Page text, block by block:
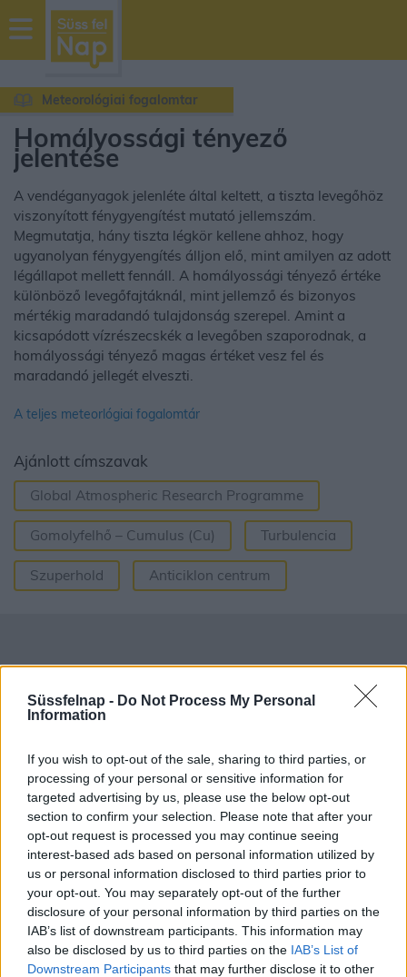
Süssfelnap - Do Not Process My Personal
Information
If you wish to opt-out of the sale, sharing to third parties, or
processing of your personal or sensitive information for
targeted advertising by us, please use the below opt-out
section to confirm your selection. Please note that after your
opt-out request is processed you may continue seeing
interest-based ads based on personal information utilized by
us or personal information disclosed to third parties prior to
your opt-out. You may separately opt-out of the further
disclosure of your personal information by third parties on the
IAB’s list of downstream participants. This information may
also be disclosed by us to third parties on the IAB’s List of
Downstream Participants that may further disclose it to other
sussfelnap.hu
időjárás
Meteorológiai fogalomtar
Homályossági tényező
jelentése
A vendéganyagok jelenléte által keltett, a tiszta levegőhöz
viszonyított fénygyengítést mutató jellemszám.
Megmutatja, hány tiszta légkör kellene ahhoz, hogy
ugyanolyan fénygyengítés álljon elő, mint amilyen az adott
légállapot mellett fennáll. A homályossági tényező értéke
különböző levegőfajtáknál, mint jellemző és bizonyos
mértékig maradandó tulajdonság szerepel. Amint a
kicsapódott vízrészecskék a levegőben szaporodnak, a
homályossági tényező magas értéket vesz fel és
maradandó jellegét elveszti.
A teljes meteorlógiai fogalomtár
Ajánlott címszavak
Global Atmospheric Research Programme
Gomolyfelhő – Cumulus (Cu) Turbulencia
Szuperhold Anticiklon centrum
Aktuális időjárás Óránkénti előrejelzés
30/60/90 napos előrejelzés
Vészjelzések, figyelmeztetések Orvosmeteorológia